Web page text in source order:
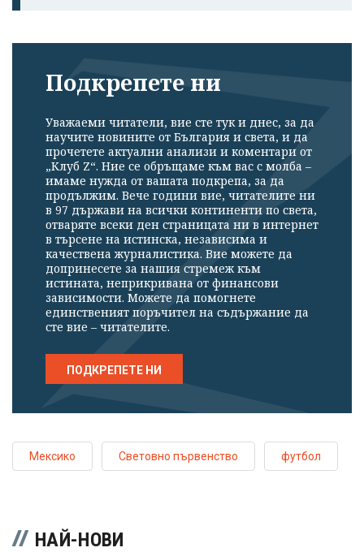
Подкрепете ни
Уважаеми читатели, вие сте тук и днес, за да
научите новините от България и света, и да
прочетете актуални анализи и коментари от
„Клуб Z“. Ние се обръщаме към вас с молба –
имаме нужда от вашата подкрепа, за да
продължим. Вече години вие, читателите ни
в 97 държави на всички континенти по света,
отваряте всеки ден страницата ни в интернет
в търсене на истинска, независима и
качествена журналистика. Вие можете да
допринесете за нашия стремеж към
истината, неприкривана от финансови
зависимости. Можете да помогнете
единственият поръчител на съдържание да
сте вие – читателите.
ПОДКРЕПЕТЕ НИ
Мексико Световно първенство футбол
НАЙ-НОВИ